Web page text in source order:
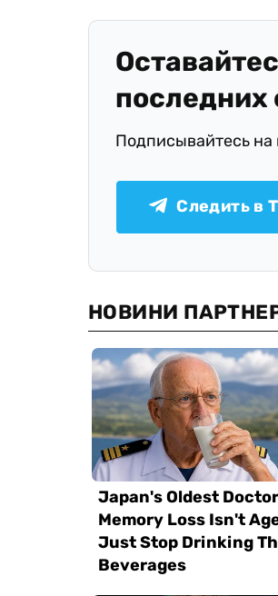
последних
Подписывайтесь на
Следить в